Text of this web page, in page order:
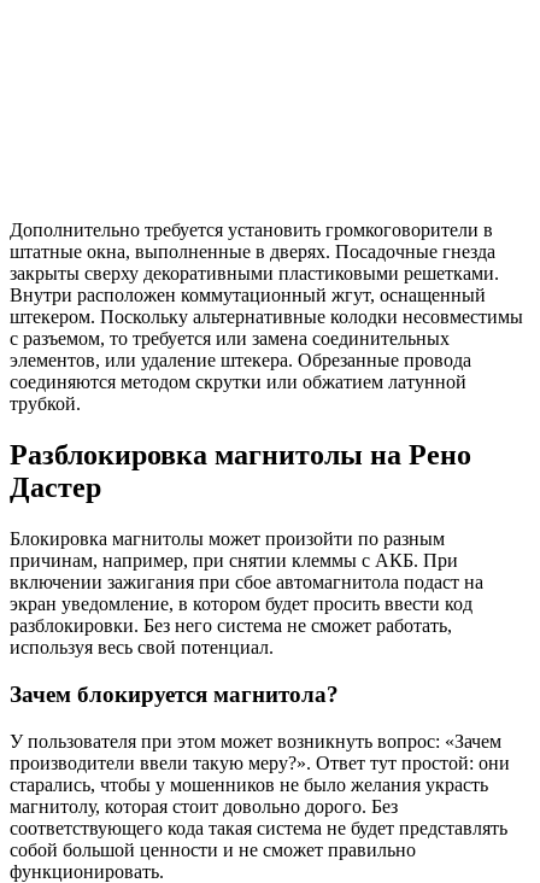
Дополнительно требуется установить громкоговорители в
штатные окна, выполненные в дверях. Посадочные гнезда
закрыты сверху декоративными пластиковыми решетками.
Внутри расположен коммутационный жгут, оснащенный
штекером. Поскольку альтернативные колодки несовместимы
с разъемом, то требуется или замена соединительных
элементов, или удаление штекера. Обрезанные провода
соединяются методом скрутки или обжатием латунной
трубкой.
Разблокировка магнитолы на Рено
Дастер
Блокировка магнитолы может произойти по разным
причинам, например, при снятии клеммы с АКБ. При
включении зажигания при сбое автомагнитола подаст на
экран уведомление, в котором будет просить ввести код
разблокировки. Без него система не сможет работать,
используя весь свой потенциал.
Зачем блокируется магнитола?
У пользователя при этом может возникнуть вопрос: «Зачем
производители ввели такую меру?». Ответ тут простой: они
старались, чтобы у мошенников не было желания украсть
магнитолу, которая стоит довольно дорого. Без
соответствующего кода такая система не будет представлять
собой большой ценности и не сможет правильно
функционировать.